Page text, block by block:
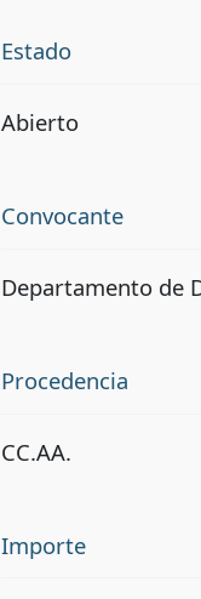
Estado
Abierto
Convocante
Departamento de
Procedencia
CC.AA.
Importe